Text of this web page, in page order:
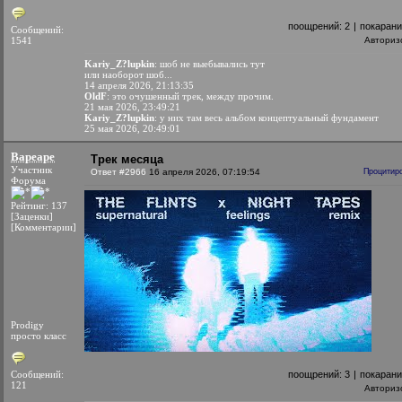
Сообщений:
1541
поощрений: 2 |
Kariy_Z?lupkin: шоб не выебывались тут
или наоборот шоб...
14 апреля 2026, 21:13:35
OldF: это очушенный трек, между прочим.
21 мая 2026, 23:49:21
Kariy_Z?lupkin: у них там весь альбом концептуальный фундамент
25 мая 2026, 20:49:01
Bapeape
Участник
Форума
Рейтинг: 137
[Заценки]
[Комментарии]
Prodigy
просто класс
Сообщений:
121
Трек месяца
Ответ #2966 16 апреля 2026, 07:19:54
поощрений: 3 |